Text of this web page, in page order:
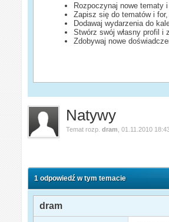
Rozpoczynaj nowe tematy
Zapisz się do tematów i
Dodawaj wydarzenia do
Stwórz swój własny profil i
Zdobywaj nowe
Natywy
Temat rozp.dram ,01.11.2010
1 odpowiedź w tym temacie
dram